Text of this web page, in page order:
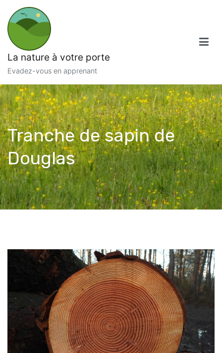
contenu
La nature à votre porte
Evadez-vous en apprenant
Tranche de sapin de
Douglas